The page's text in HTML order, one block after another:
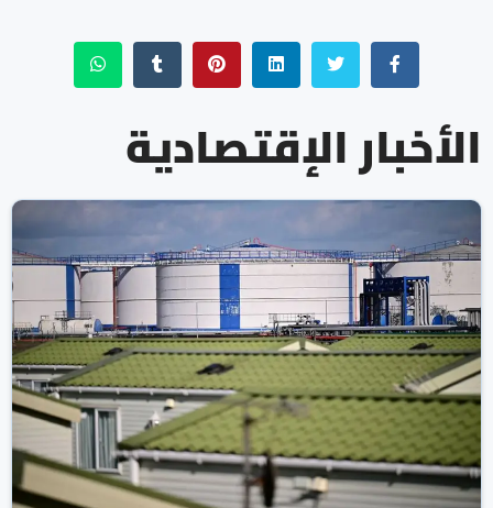
الأخبار الإقتصادية